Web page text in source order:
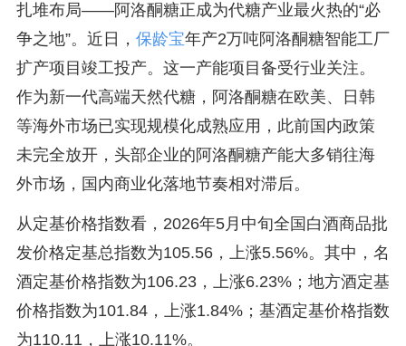
扎堆布局——阿洛酮糖正成为代糖产业最火热的“必
争之地”。近日， 保龄宝年产2万吨阿洛酮糖智能工厂
扩产项目竣工投产。这一产能项目备受行业关注。
作为新一代高端天然代糖，阿洛酮糖在欧美、日韩
等海外市场已实现规模化成熟应用，此前国内政策
未完全放开，头部企业的阿洛酮糖产能大多销往海
外市场，国内商业化落地节奏相对滞后。
从定基价格指数看，2026年5月中旬全国白酒商品批
发价格定基总指数为105.56，上涨5.56%。其中，名
酒定基价格指数为106.23，上涨6.23%；地方酒定基
价格指数为101.84，上涨1.84%；基酒定基价格指数
为110.11，上涨10.11%。